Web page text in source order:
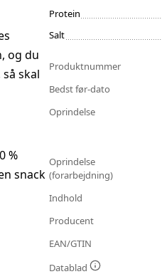
og du
skal
%
snack
Protein
Salt
Produktnummer
Bedst før-dato
Oprindelse
Oprindelse
(forarbejdning)
Indhold
Producent
EAN/GTIN
Datablad